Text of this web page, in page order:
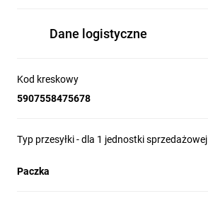
Dane logistyczne
Kod kreskowy
5907558475678
Typ przesyłki - dla 1 jednostki sprzedażowej
Paczka